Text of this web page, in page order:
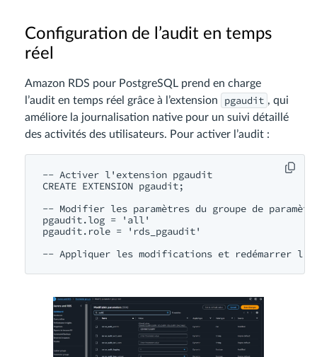
Configuration de l’audit en temps
réel
Amazon RDS pour PostgreSQL prend en charge
l’audit en temps réel grâce à l’extension
pgaudit , qui
améliore la journalisation native pour un suivi détaillé
des activités des utilisateurs. Pour activer l’audit :
-- Activer l'extension pgaudit
CREATE EXTENSION pgaudit;
-- Modifier les paramètres du groupe de
pgaudit.log =
'all'
pgaudit.role =
'rds_pgaudit'
-- Appliquer les modifications et redémarrer